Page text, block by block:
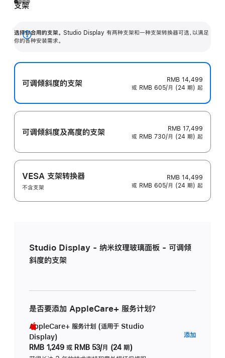
支架
选择你合用的支架。 Studio Display 有两种支架和一种支架转换器可选，以满足
你的各种安装需求。
展
可调倾斜度的支架
RMB 14,499
或 RMB 605/月 (24 期) 起
可调倾斜度及高‍度的支‍架
RMB 17,499
或 RMB 730/月 (24 期) 起
VESA 支架转换器
不含支架
RMB 14,499
或 RMB 605/月 (24 期) 起
Studio Display - 纳米纹理玻璃面板 - 可调倾
斜度的支架
是否要添加 AppleCare+ 服务计划？
AppleCare+ 服务计划 (适用于 Studio
Display)
RMB 1,249 或 RMB 53/月 (24 期)
添加